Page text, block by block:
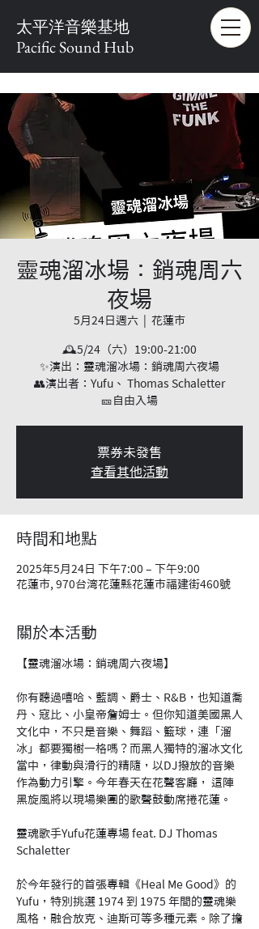
太平洋音樂基地
Pacific Sound Hub
靈魂溜冰場：銷魂周六
夜場
5月24日週六 花蓮市
🕰️5/24（六）19:00-21:00
✨演出：靈魂溜冰場：銷魂周六夜場
👥演出者：Yufu、 Thomas Schaletter
🎫自由入場
票券未發售
查看其他活動
時間和地點
2025年5月24日 下午7:00 – 下午9:00
花蓮市, 970台湾花蓮縣花蓮市福建街460號
關於本活動
【靈魂溜冰場：銷魂周六夜場】
你有聽過嘻哈、藍調、爵士、R&B，也知道喬
丹、寇比、小皇帝詹姆士。但你知道美國黑人
文化中，不只是音樂、舞蹈、籃球，連「溜
冰」都要獨樹一格嗎？而黑人獨特的溜冰文化
當中，律動與滑行的精隨，以DJ撥放的音樂
作為動力引擎。今年春天在花聲客廳， 這陣
黑旋風將以現場樂團的歌聲鼓動席捲花蓮。
靈魂歌手Yufu花蓮專場 feat. DJ Thomas
Schaletter
於今年發行的首張專輯《Heal Me Good》的
Yufu，特別挑選 1974 到 1975 年間的靈魂樂
風格，融合放克、迪斯可等多種元素。除了擔